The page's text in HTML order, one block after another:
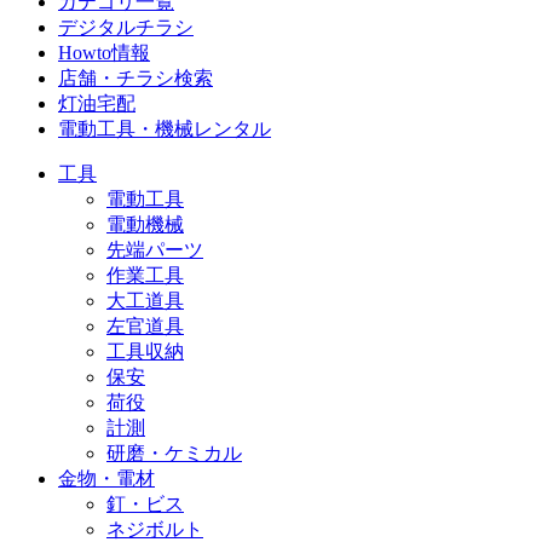
デジタルチラシ
Howto情報
店舗・チラシ検索
灯油宅配
電動工具・機械レンタル
工具
電動工具
電動機械
先端パーツ
作業工具
大工道具
左官道具
工具収納
保安
荷役
計測
研磨・ケミカル
金物・電材
釘・ビス
ネジボルト